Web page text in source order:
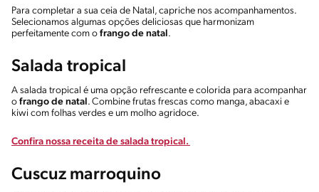
Para completar a sua ceia de Natal, capriche nos acompanhamentos.
Selecionamos algumas opções deliciosas que harmonizam
perfeitamente com o frango de natal .
Salada tropical
A salada tropical é uma opção refrescante e colorida para acompanhar
o frango de natal . Combine frutas frescas como manga, abacaxi e
kiwi com folhas verdes e um molho agridoce.
Confira nossa receita de salada tropical.
Cuscuz marroquino